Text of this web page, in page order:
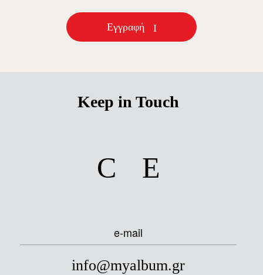
Εγγραφή
Keep in Touch
e-mail
info@myalbum.gr